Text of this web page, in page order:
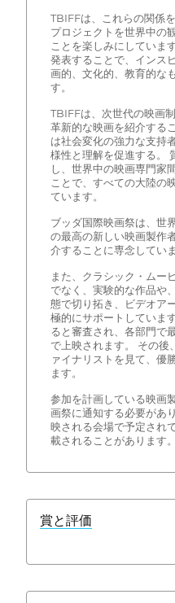
TBIFFは、これらの関係
プロジェクトを世界中の
ことを楽しみにしていま
発表することで、インス
画的、文化的、教育的な
す。
TBIFFは、次世代の映画
革新的な映画を紹介する
は社会変化の強力な支持
様性と理解を促進する。
し、世界中の映画専門家
ことで、すべての大陸の
ています。
ブッダ国際映画祭は、世
の最高の新しい映画製作
介することに専念していま
また、クラシック・ムー
でなく、実験的な作品や
態で切り拓き、ビデオア
極的にサポートしていま
ると審査され、各部門で
で上映されます。 その後
ァイナリストを見て、優
ます。
参加を計画している映画
画祭に通知する必要があ
映される会場で予定され
載されることがあります。
賞と評価